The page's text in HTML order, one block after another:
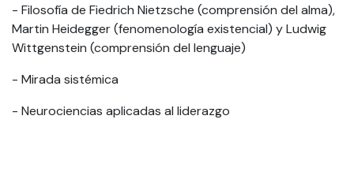
- Filosofía de Fiedrich Nietzsche (comprensión del alma),
Martin Heidegger (fenomenología existencial) y Ludwig
Wittgenstein (comprensión del lenguaje)
- Mirada sistémica
- Neurociencias aplicadas al liderazgo